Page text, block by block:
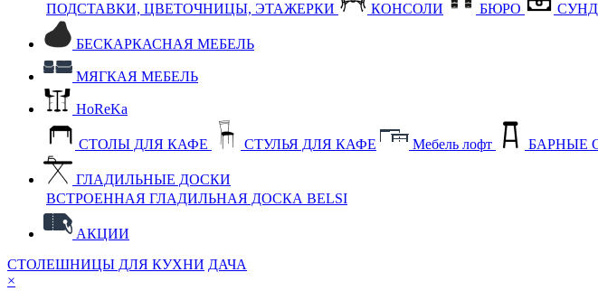
ПОДСТАВКИ, ЦВЕТОЧНИЦЫ, ЭТАЖЕРКИ КОНСОЛИ БЮРО
БЕСКАРКАСНАЯ МЕБЕЛЬ
МЯГКАЯ МЕБЕЛЬ
HoReKa
СТОЛЫ ДЛЯ КАФЕ СТУЛЬЯ ДЛЯ КАФЕ Мебель лофт БАРНЫЕ
ГЛАДИЛЬНЫЕ ДОСКИ
ВСТРОЕННАЯ ГЛАДИЛЬНАЯ ДОСКА BELSI
АКЦИИ
СТОЛЕШНИЦЫ ДЛЯ КУХНИ ДАЧА
×